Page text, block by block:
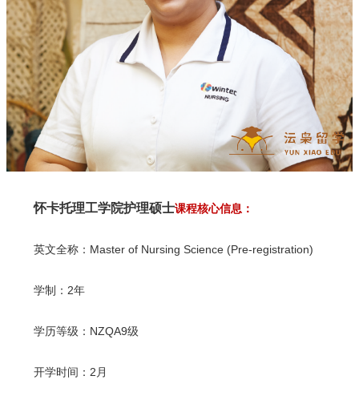
怀卡托理工学院护理硕士课程核心信息：
英文全称：Master of Nursing Science (Pre-registration)
学制：2年
学历等级：NZQA9级
开学时间：2月